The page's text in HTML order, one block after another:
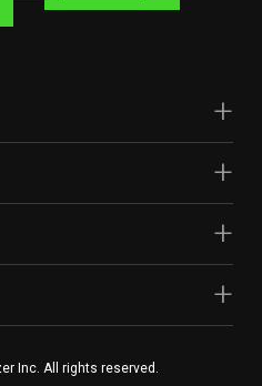
Inc. All rights reserved.